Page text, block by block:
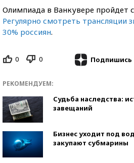
Олимпиада в Ванкувере пройдет
Регулярно смотреть трансляции
30% россиян.
0 0 Подпишись
РЕКОМЕНДУЕМ:
Судьба наследства:
завещаний
Бизнес уходит под
закупают субмарины